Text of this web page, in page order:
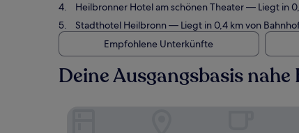
Heilbronner Hotel am schönen Theater— Liegt in
Stadthotel Heilbronn— Liegt in 0,4 km von
Empfohlene Unterkünfte
Deine Ausgangsbasis